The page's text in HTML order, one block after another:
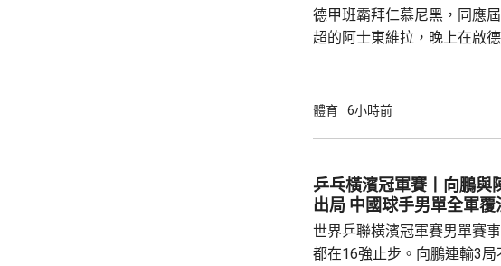
德甲班霸拜仁慕尼黑，同應
超的阿士東維拉，晚上在啟
射，貼柱出底線，之後阿歷山
路開出罰球，由南韓後衛金
局。維拉上半場未見具威脅的
半場初段，維拉曾有一次罰球
體育 6小時前
乒乓橫濱冠軍賽丨向鵬與
出局 中國球手男單全軍
世界乒聯橫濱冠軍賽男單賽
都在16強止步。向鵬連輸3局